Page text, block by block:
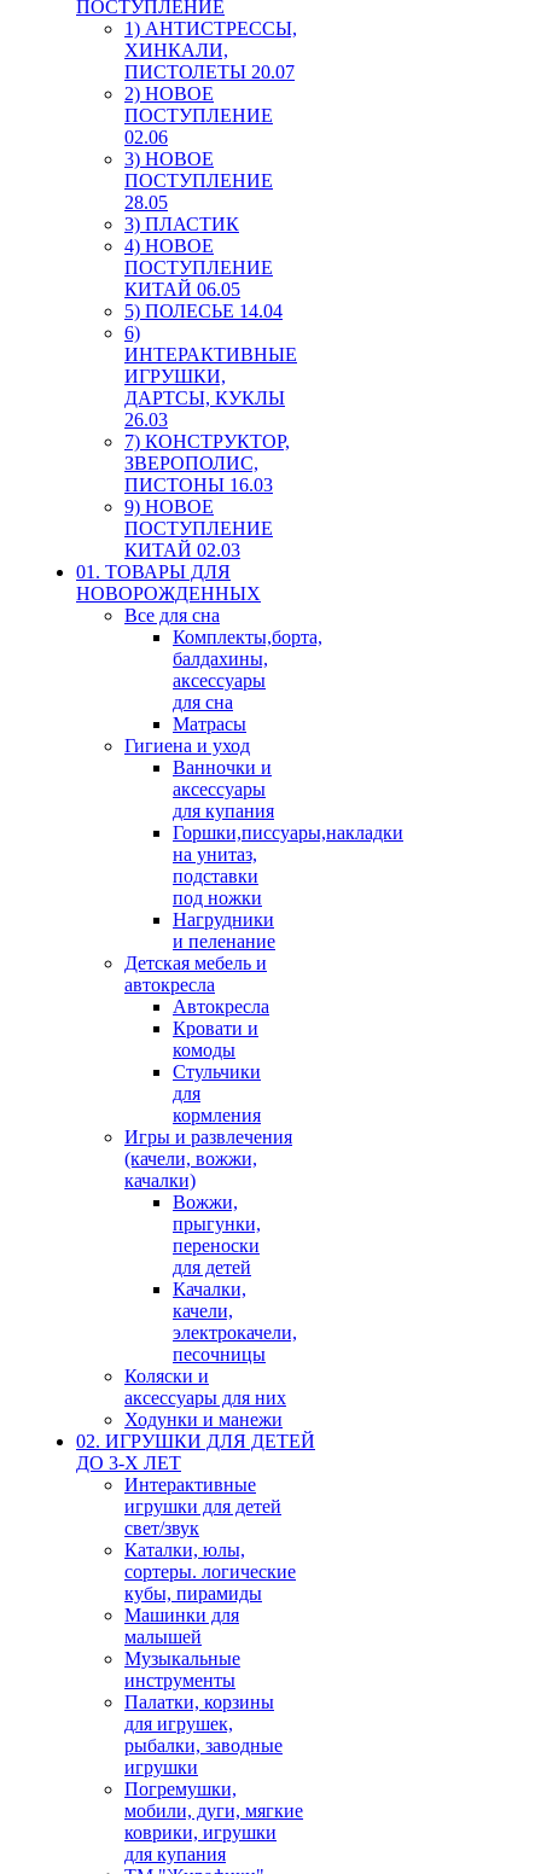
ПОСТУПЛЕНИЕ
1) АНТИСТРЕССЫ,
ХИНКАЛИ,
ПИСТОЛЕТЫ 20.07
2) НОВОЕ
ПОСТУПЛЕНИЕ
02.06
3) НОВОЕ
ПОСТУПЛЕНИЕ
28.05
3) ПЛАСТИК
4) НОВОЕ
ПОСТУПЛЕНИЕ
КИТАЙ 06.05
5) ПОЛЕСЬЕ 14.04
6)
ИНТЕРАКТИВНЫЕ
ИГРУШКИ,
ДАРТСЫ, КУКЛЫ
26.03
7) КОНСТРУКТОР,
ЗВЕРОПОЛИС,
ПИСТОНЫ 16.03
9) НОВОЕ
ПОСТУПЛЕНИЕ
КИТАЙ 02.03
01. ТОВАРЫ ДЛЯ
НОВОРОЖДЕННЫХ
Все для сна
Комплекты,борта,
балдахины,
аксессуары
для сна
Матрасы
Гигиена и уход
Ванночки и
аксессуары
для купания
Горшки,писсуары,накладки
на унитаз,
подставки
под ножки
Нагрудники
и пеленание
Детская мебель и
автокресла
Автокресла
Кровати и
комоды
Стульчики
для
кормления
Игры и развлечения
(качели, вожжи,
качалки)
Вожжи,
прыгунки,
переноски
для детей
Качалки,
качели,
электрокачели,
песочницы
Коляски и
аксессуары для них
Ходунки и манежи
02. ИГРУШКИ ДЛЯ ДЕТЕЙ
ДО 3-Х ЛЕТ
Интерактивные
игрушки для детей
свет/звук
Каталки, юлы,
сортеры. логические
кубы, пирамиды
Машинки для
малышей
Музыкальные
инструменты
Палатки, корзины
для игрушек,
рыбалки, заводные
игрушки
Погремушки,
мобили, дуги, мягкие
коврики, игрушки
для купания